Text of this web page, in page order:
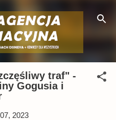
zawartości
traf" -
Gogusia i
2023